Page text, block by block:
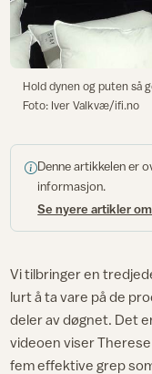
Hold dynen og puten så
Foto: Iver Valkvæ/ifi.no
Denne artikkelen er
informasjon.
Se nyere artikler
Vi tilbringer en
lurt å ta vare på de
deler av døgnet. Det
videoen viser
fem effektive grep